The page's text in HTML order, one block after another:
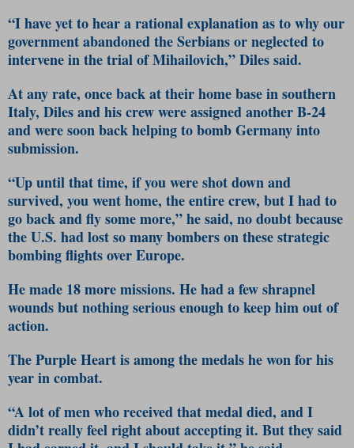
“I have yet to hear a rational explanation as to why our
government abandoned the Serbians or neglected to
intervene in the trial of Mihailovich,” Diles said.
At any rate, once back at their home base in southern
Italy, Diles and his crew were assigned another B-24
and were soon back helping to bomb Germany into
submission.
“Up until that time, if you were shot down and
survived, you went home, the entire crew, but I had to
go back and fly some more,” he said, no doubt because
the U.S. had lost so many bombers on these strategic
bombing flights over Europe.
He made 18 more missions. He had a few shrapnel
wounds but nothing serious enough to keep him out of
action.
The Purple Heart is among the medals he won for his
year in combat.
“A lot of men who received that medal died, and I
didn’t really feel right about accepting it. But they said